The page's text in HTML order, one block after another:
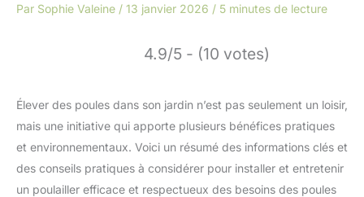
Par Sophie Valeine / 13 janvier 2026 / 5 minutes de lecture
4.9/5 - (10 votes)
Élever des poules dans son jardin n’est pas seulement un loisir,
mais une initiative qui apporte plusieurs bénéfices pratiques
et environnementaux. Voici un résumé des informations clés et
des conseils pratiques à considérer pour installer et entretenir
un poulailler efficace et respectueux des besoins des poules